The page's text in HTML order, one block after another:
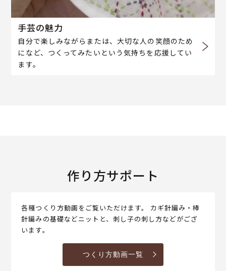
手芸の魅力
自分で楽しみながらまたは、大切な人の笑顔のため
になど、つくってみたいという気持ちを応援してい
ます。
作り方サポート
各種つくり方動画をご覧いただけます。 カギ針編み・棒
針編みの基礎などニットと、刺し子の刺し方などがござ
います。
つくり方動画一覧